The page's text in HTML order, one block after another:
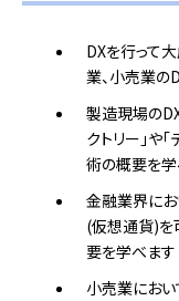
DXを行って
業、小売業の
製造現場の
クトリー」や
術の概要を
金融業界に
(仮想通貨)を
要を学べます
小売業におい